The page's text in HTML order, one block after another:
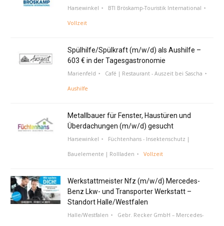
Harsewinkel BTI Bröskamp-Touristik International
Vollzeit
Spülhilfe/Spülkraft (m/w/d) als Aushilfe –
603 € in der Tagesgastronomie
Marienfeld Café | Restaurant - Auszeit bei Sascha
Aushilfe
Metallbauer für Fenster, Haustüren und
Überdachungen (m/w/d) gesucht
Harsewinkel Füchtenhans - Insektenschutz |
Bauelemente | Rollladen Vollzeit
Werkstattmeister Nfz (m/w/d) Mercedes-
Benz Lkw- und Transporter Werkstatt –
Standort Halle/Westfalen
Halle/Westfalen Gebr. Recker GmbH – Mercedes-